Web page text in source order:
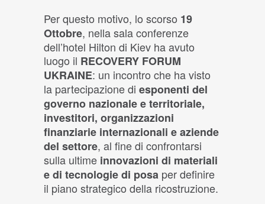
Per questo motivo, lo scorso 19
Ottobre, nella sala conferenze
dell’hotel Hilton di Kiev ha avuto
luogo il RECOVERY FORUM
UKRAINE: un incontro che ha visto
la partecipazione di esponenti del
governo nazionale e territoriale,
investitori, organizzazioni
finanziarie internazionali e aziende
del settore, al fine di confrontarsi
sulla ultime innovazioni di materiali
e di tecnologie di posa per definire
il piano strategico della ricostruzione.